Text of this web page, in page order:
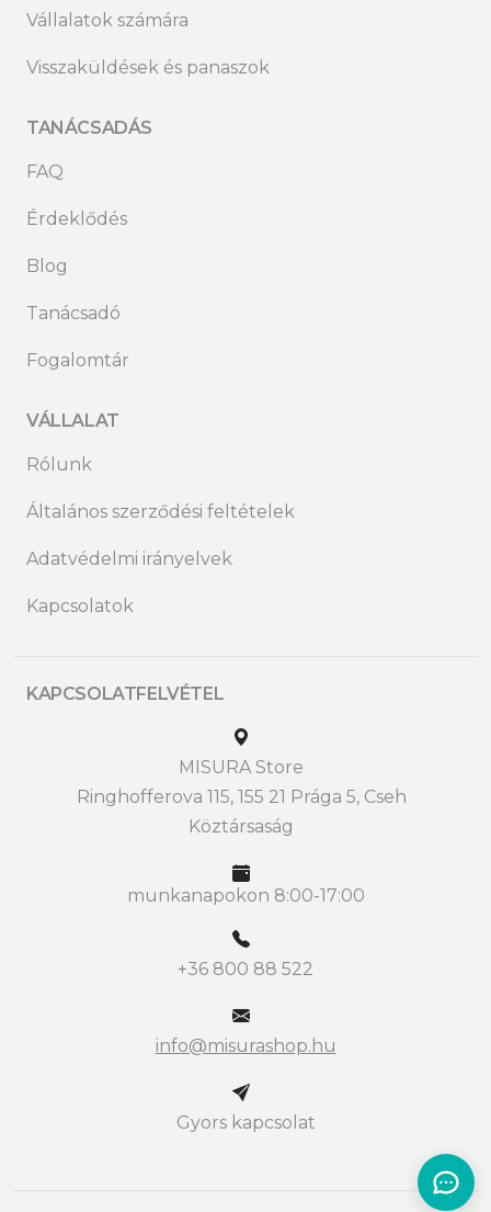
Vállalatok számára
Visszaküldések és panaszok
TANÁCSADÁS
FAQ
Érdeklődés
Blog
Tanácsadó
Fogalomtár
VÁLLALAT
Rólunk
Általános szerződési feltételek
Adatvédelmi irányelvek
Kapcsolatok
KAPCSOLATFELVÉTEL
MISURA Store
Ringhofferova 115, 155 21 Prága 5, Cseh
Köztársaság
munkanapokon 8:00-17:00
+36 800 88 522
info@misurashop.hu
Gyors kapcsolat